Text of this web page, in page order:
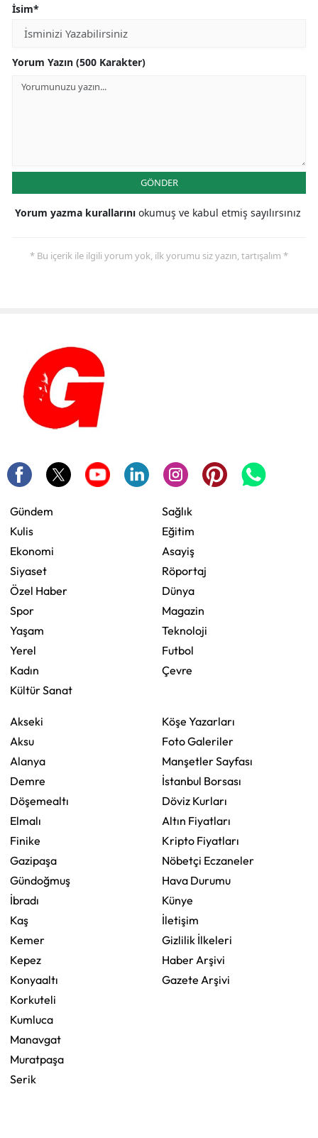
İsim*
Yorum Yazın (500 Karakter)
GÖNDER
Yorum yazma kurallarını okumuş ve kabul etmiş sayılırsınız
* Bu içerik ile ilgili yorum yok, ilk yorumu siz yazın, tartışalım *
Gündem
Kulis
Ekonomi
Siyaset
Özel Haber
Spor
Yaşam
Yerel
Kadın
Kültür Sanat
Sağlık
Eğitim
Asayiş
Röportaj
Dünya
Magazin
Teknoloji
Futbol
Çevre
Akseki
Aksu
Alanya
Demre
Döşemealtı
Elmalı
Finike
Gazipaşa
Gündoğmuş
İbradı
Kaş
Kemer
Kepez
Konyaaltı
Korkuteli
Kumluca
Manavgat
Muratpaşa
Serik
Köşe Yazarları
Foto Galeriler
Manşetler Sayfası
İstanbul Borsası
Döviz Kurları
Altın Fiyatları
Kripto Fiyatları
Nöbetçi Eczaneler
Hava Durumu
Künye
İletişim
Gizlilik İlkeleri
Haber Arşivi
Gazete Arşivi